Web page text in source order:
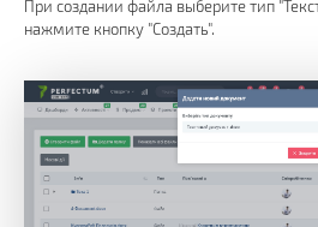
При создании файла выберите тип
нажмите кнопку "Создать".